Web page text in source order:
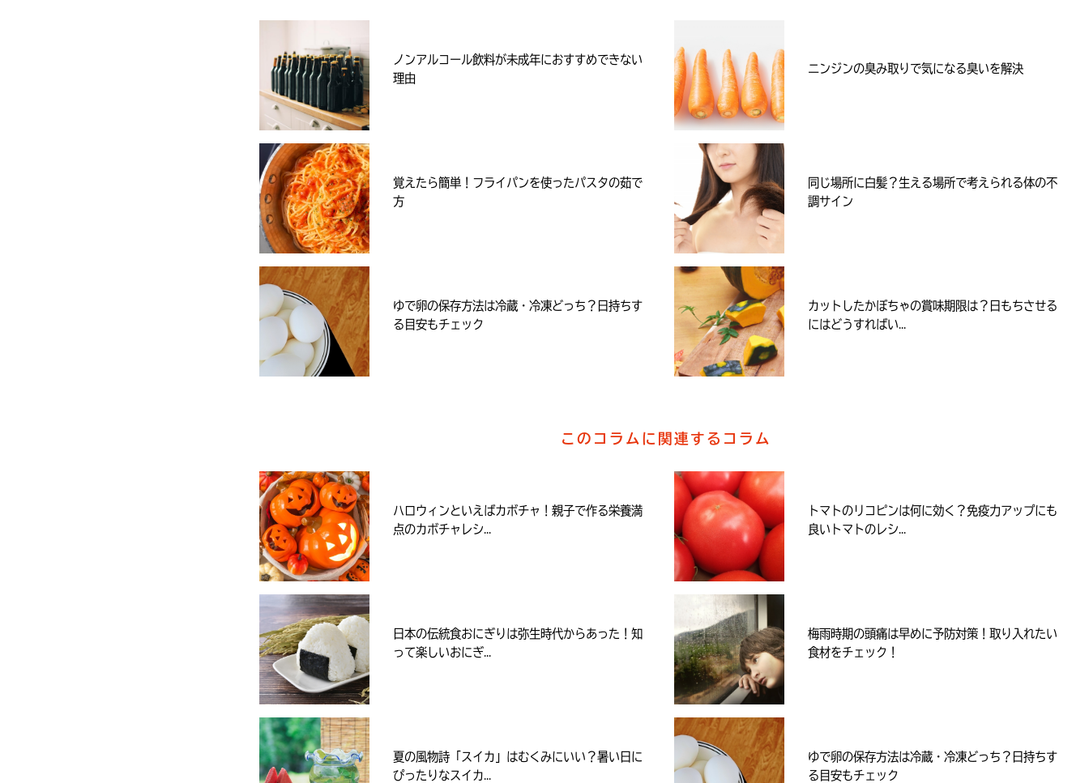
ノンアルコール飲料が未成年におすすめできない
理由
ニンジンの臭み取りで気になる臭いを解決
覚えたら簡単！フライパンを使ったパスタの茹で
方
同じ場所に白髪？生える場所で考えられる体の不
調サイン
ゆで卵の保存方法は冷蔵・冷凍どっち？日持ちす
る目安もチェック
カットしたかぼちゃの賞味期限は？日もちさせる
にはどうすればい...
このコラムに関連するコラム
ハロウィンといえばカボチャ！親子で作る栄養満
点のカボチャレシ...
トマトのリコピンは何に効く？免疫力アップにも
良いトマトのレシ...
日本の伝統食おにぎりは弥生時代からあった！知
って楽しいおにぎ...
梅雨時期の頭痛は早めに予防対策！取り入れたい
食材をチェック！
夏の風物詩「スイカ」はむくみにいい？暑い日に
ぴったりなスイカ...
ゆで卵の保存方法は冷蔵・冷凍どっち？日持ちす
る目安もチェック